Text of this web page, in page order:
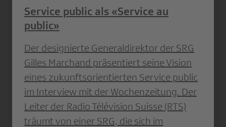
Service public als «Service au
public»
Der designierte Generaldirektor der SRG
Gilles Marchand präsentiert seine Vision
eines zukunftsorientierten Service public
im Interview mit der Wochenzeitung. Der
Leiter der Radio Télévision Suisse (RTS)
träumt von einer SRG, die sich im